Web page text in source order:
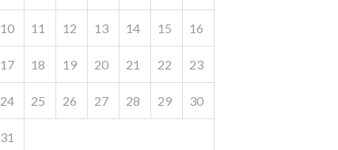
10 11 12 13 14 15 16
17 18 19 20 21 22 23
24 25 26 27 28 29 30
31